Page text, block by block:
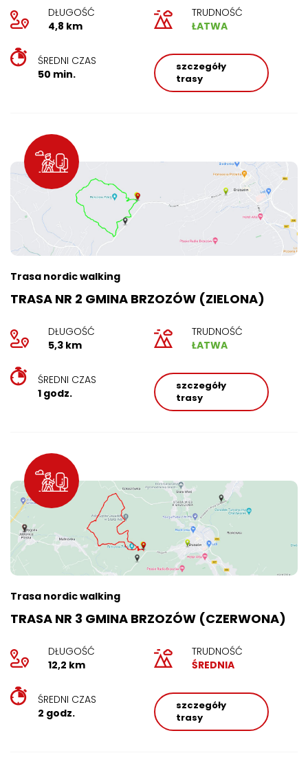
DŁUGOŚĆ
4,8 km
TRUDNOŚĆ
ŁATWA
ŚREDNI CZAS
50 min.
szczegóły
trasy
Trasa nordic walking
TRASA NR 2 GMINA BRZOZÓW (ZIELONA)
DŁUGOŚĆ
5,3 km
TRUDNOŚĆ
ŁATWA
ŚREDNI CZAS
1 godz.
szczegóły
trasy
Trasa nordic walking
TRASA NR 3 GMINA BRZOZÓW (CZERWONA)
DŁUGOŚĆ
12,2 km
TRUDNOŚĆ
ŚREDNIA
ŚREDNI CZAS
2 godz.
szczegóły
trasy